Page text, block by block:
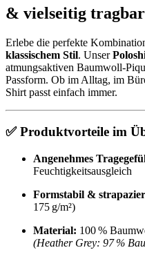
& vielseitig tragbar
Erlebe die perfekte
klassischem Stil. Unser
atmungsaktiven Baumwoll-
Passform. Ob im Alltag, im
Shirt passt einfach immer.
✅ Produktvorteile im
Angenehmes
Feuchtigkeitsausgleich
Formstabil &
175 g/m²)
Material: 100 %
(Heather Grey: 97 %